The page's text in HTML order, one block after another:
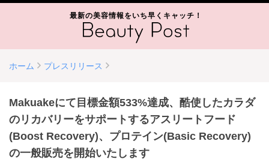
最新の美容情報をいち早くキャッチ！
ホーム プレスリリース
Makuakeにて目標金額533%達成、酷使したカラダ
のリカバリーをサポートするアスリートフード
(Boost Recovery)、プロテイン(Basic Recovery)
の一般販売を開始いたします